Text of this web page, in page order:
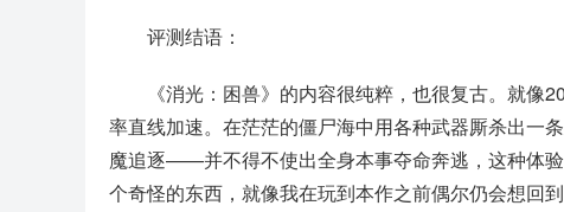
评测结语：
《消光：困兽》的内容很纯粹，也很复古。就像
率直线加速。在茫茫的僵尸海中用各种武器厮杀出一
魔追逐——并不得不使出全身本事夺命奔逃，这种体
个奇怪的东西，就像我在玩到本作之前偶尔仍会想回